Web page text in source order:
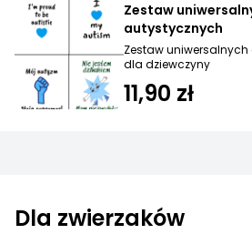
Zestaw
autystycznych
Zestaw
dla dziewczyny
11,90 zł
Dla zwierzaków